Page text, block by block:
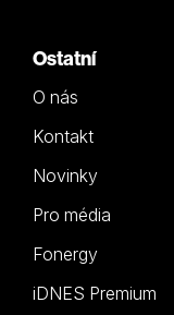
Ostatní
O nás
Kontakt
Novinky
Pro média
Fonergy
iDNES Premium